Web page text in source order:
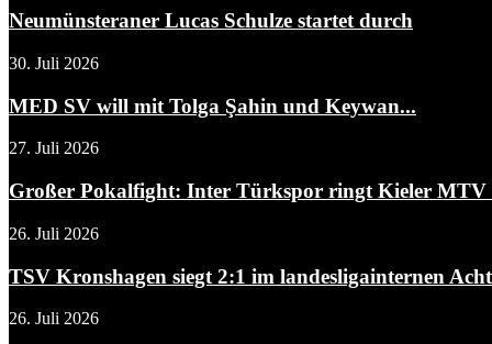
Neumünsteraner Lucas Schulze startet durch
30. Juli 2026
MED SV will mit Tolga Şahin und Keywan...
27. Juli 2026
Großer Pokalfight: Inter Türkspor ringt Kieler MTV
26. Juli 2026
TSV Kronshagen siegt 2:1 im landesligainternen
26. Juli 2026